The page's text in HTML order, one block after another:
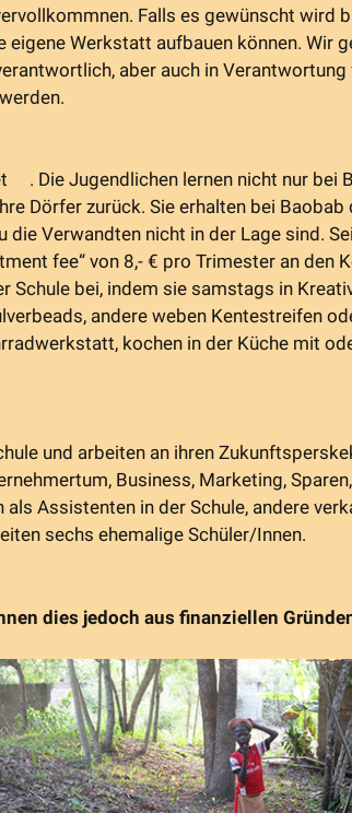
Falls es gewünscht wird
Werkstatt aufbauen können. Wir
aber auch in Verantwortung
. Die Jugendlichen lernen nicht nur bei
Dörfer zurück. Sie erhalten bei
Verwandten nicht in der Lage sind.
fee“ von 8,- € pro Trimester an
Schule bei, indem sie samstags in
andere weben Kentestreifen
kochen in der Küche mit
und arbeiten an ihren
Business, Marketing,
Assistenten in der Schule, andere
sechs ehemalige Schüler/Innen.
dies jedoch aus finanziellen